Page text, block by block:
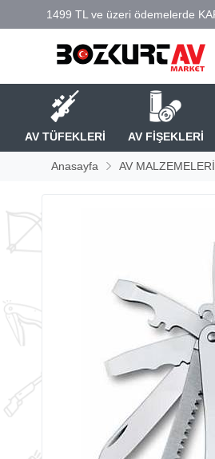
AV TÜFEKLERİ AV FİŞEKLERİ
Anasayfa AV MALZEMELERİ